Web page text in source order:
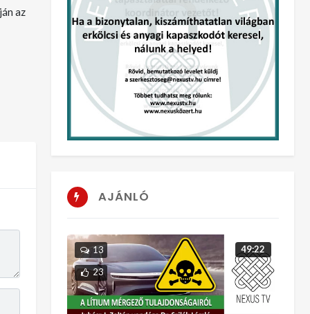
az
AJÁNLÓ
49:22
13
23